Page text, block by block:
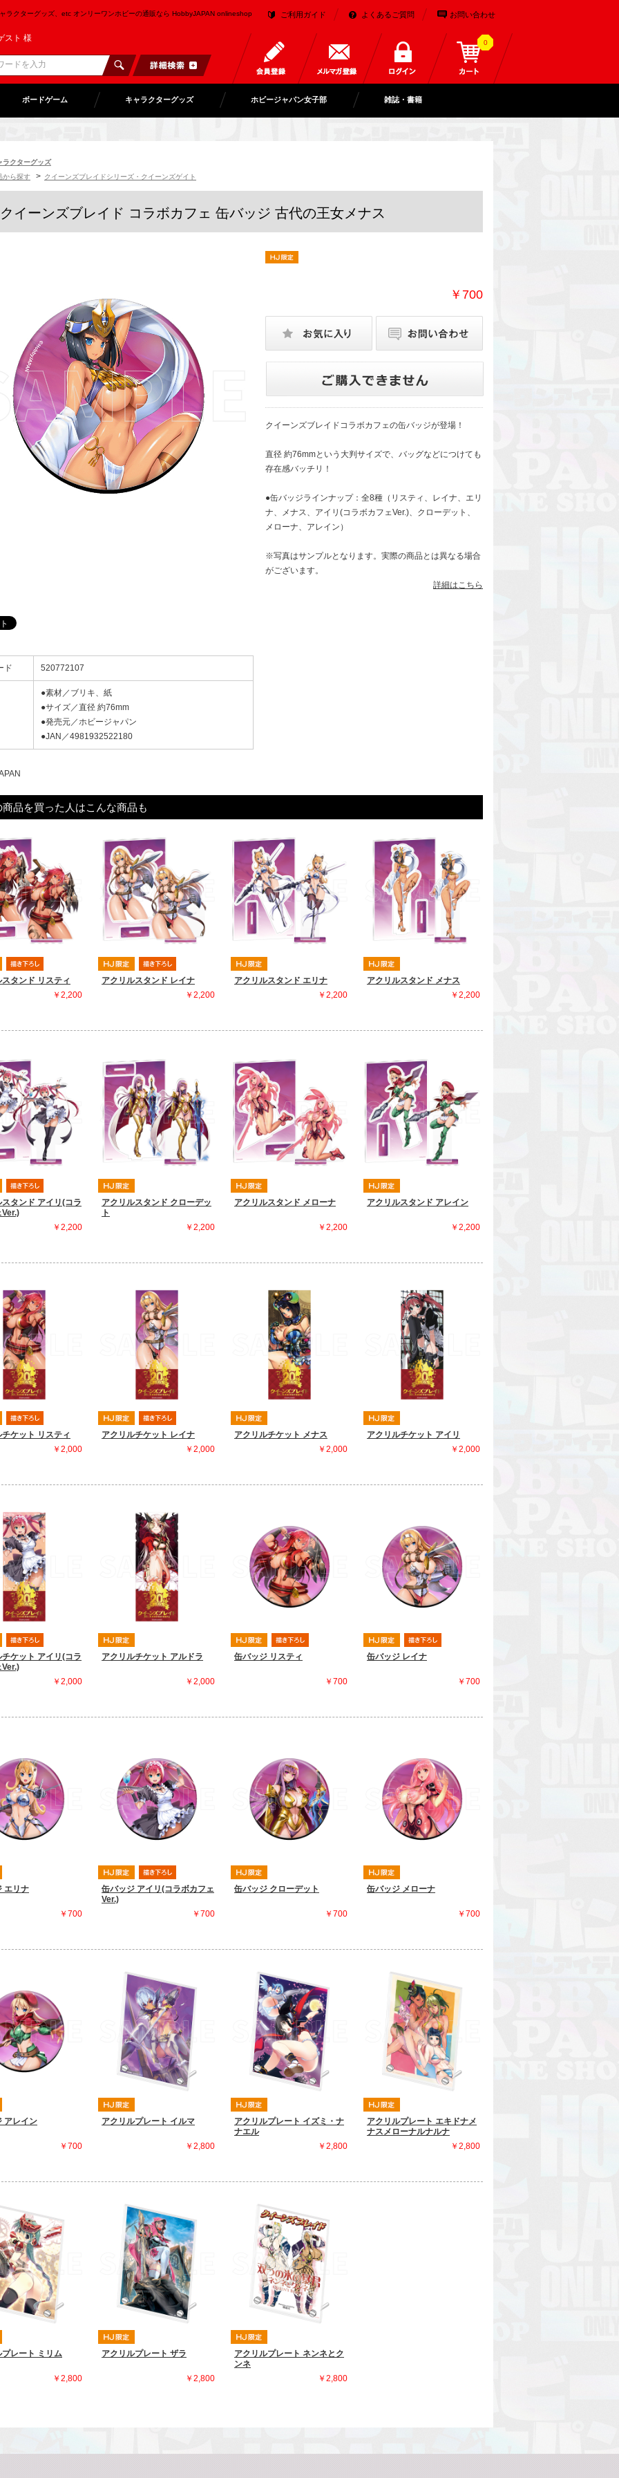
ラクターグッズ、etc オンリーワンホビーの通販なら HobbyJAPAN onlineshop ご利用ガイド よくあるご質問 お問い合わせ
スト 様 0
ボードゲーム キャラクターグッズ ホビージャパン女子部 雑誌・書籍
ラクターグッズ
から探す
> クイーンズブレイドシリーズ・クイーンズゲイト
クイーンズブレイド コラボカフェ 缶バッジ 古代の王女メナス
ド 520772107
●素材／ブリキ、紙
●サイズ／直径 約76mm
●発売元／ホビージャパン
●JAN／4981932522180
￥700
クイーンズブレイドコラボカフェの缶バッジが登場！
直径 約76mmという大判サイズで、バッグなどにつけても
存在感バッチリ！
●缶バッジラインナップ：全8種（リスティ、レイナ、エリ
ナ、メナス、アイリ(コラボカフェVer.)、クローデット、
メローナ、アレイン）
※写真はサンプルとなります。実際の商品とは異なる場合
がございます。
詳細はこちら
商品を買った人はこんな商品も
タンド リスティ
￥2,200
アクリルスタンド レイナ
￥2,200
アクリルスタンド エリナ
￥2,200
アクリルスタンド メナス
￥2,200
タンド アイリ(コラ
￥2,200
アクリルスタンド クローデッ
ト
￥2,200
アクリルスタンド メローナ
￥2,200
アクリルスタンド アレイン
￥2,200
ケット リスティ
￥2,000
アクリルチケット レイナ
￥2,000
アクリルチケット メナス
￥2,000
アクリルチケット アイリ
￥2,000
ケット アイリ(コラ
￥2,000
アクリルチケット アルドラ
￥2,000
缶バッジ リスティ
￥700
缶バッジ レイナ
￥700
エリナ
￥700
缶バッジ アイリ(コラボカフェ
Ver.)
￥700
缶バッジ クローデット
￥700
缶バッジ メローナ
￥700
アレイン
￥700
アクリルプレート イルマ
￥2,800
アクリルプレート イズミ・ナ
ナエル
￥2,800
アクリルプレート エキドナメ
ナスメローナルナルナ
￥2,800
レート ミリム
￥2,800
アクリルプレート ザラ
￥2,800
アクリルプレート ネンネとク
ンネ
￥2,800